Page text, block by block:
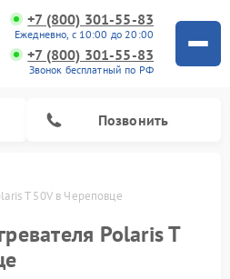
+7 (800) 301-55-83
Ежедневно, с 10:00 до 20:00
+7 (800) 301-55-83
Звонок бесплатный по РФ
Позвонить
T 50V в Череповце
Polaris T